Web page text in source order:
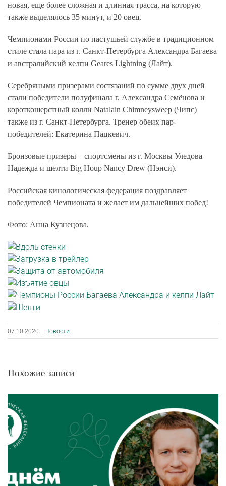
новая, еще более сложная и длинная трасса, на которую
также выделялось 35 минут, и 20 овец.
Чемпионами России по пастушьей службе в традиционном
стиле стала пара из г. Санкт-Петербурга Александра Багаева
и австралийский келпи Geares Lightning (Лайт).
Серебряными призерами состязаний по сумме двух дней
стали победители полуфинала г. Александра Семёнова и
короткошерстный колли Natalain Chimneysweep (Чипс)
также из г. Санкт-Петербурга. Тренер обеих пар-
победителей: Екатерина Пацкевич.
Бронзовые призеры – спортсмены из г. Москвы Уледова
Надежда и шелти Big Houp Nancy Drew (Нэнси).
Российская кинологическая федерация поздравляет
победителей Чемпионата и желает им дальнейших побед!
Фото: Анна Кузнецова.
07.10.2020 Новости
Похожие записи